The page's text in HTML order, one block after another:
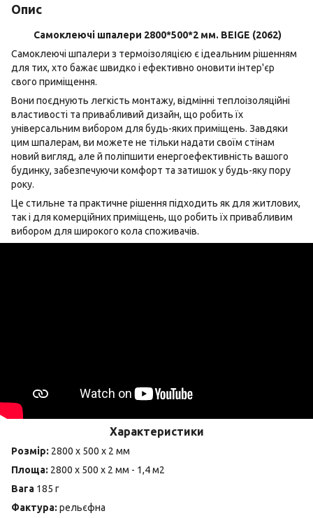
Опис
Самоклеючі шпалери 2800*500*2 мм. BEIGE (2062)
Самоклеючі шпалери з термоізоляцією є ідеальним рішенням
для тих, хто бажає швидко і ефективно оновити інтер'єр
свого приміщення.
Вони поєднують легкість монтажу, відмінні теплоізоляційні
властивості та привабливий дизайн, що робить їх
універсальним вибором для будь-яких приміщень. Завдяки
цим шпалерам, ви можете не тільки надати своїм стінам
новий вигляд, але й поліпшити енергоефективність вашого
будинку, забезпечуючи комфорт та затишок у будь-яку пору
року.
Це стильне та практичне рішення підходить як для житлових,
так і для комерційних приміщень, що робить їх привабливим
вибором для широкого кола споживачів.
Характеристики
Розмір: 2800 х 500 х 2 мм
Площа: 2800 х 500 х 2 мм - 1,4 м2
Вага 185 г
Фактура: рельєфна